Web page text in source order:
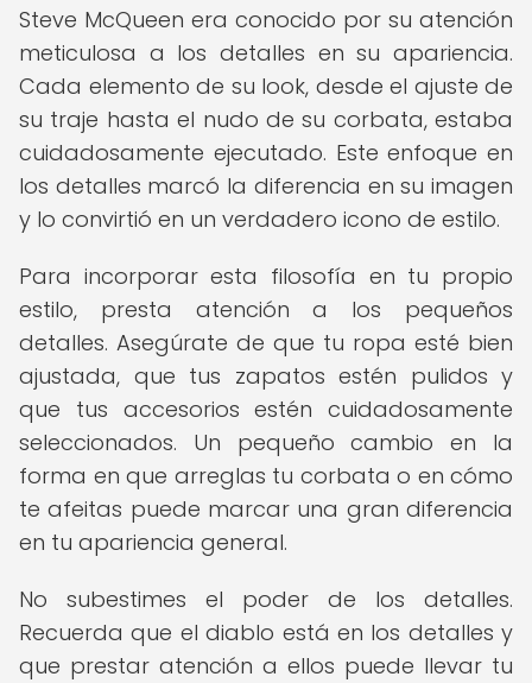
Steve McQueen era conocido por su atención
meticulosa a los detalles en su apariencia.
Cada elemento de su look, desde el ajuste de
su traje hasta el nudo de su corbata, estaba
cuidadosamente ejecutado. Este enfoque en
los detalles marcó la diferencia en su imagen
y lo convirtió en un verdadero icono de estilo.
Para incorporar esta filosofía en tu propio
estilo, presta atención a los pequeños
detalles. Asegúrate de que tu ropa esté bien
ajustada, que tus zapatos estén pulidos y
que tus accesorios estén cuidadosamente
seleccionados. Un pequeño cambio en la
forma en que arreglas tu corbata o en cómo
te afeitas puede marcar una gran diferencia
en tu apariencia general.
No subestimes el poder de los detalles.
Recuerda que el diablo está en los detalles y
que prestar atención a ellos puede llevar tu